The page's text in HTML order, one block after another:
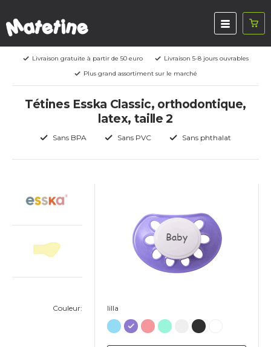
Livraison gratuite à partir de 50 euro
Livraison 5-8 jours ouvrables
Plus grand assortiment sur le marché
Tétines Esska Classic, orthodontique,
latex, taille 2
Sans BPA Sans PVC Sans phthalat
Couleur:
Baby
lilla